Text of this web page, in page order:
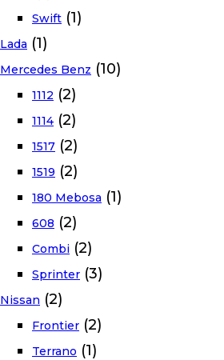
Swift (1)
Lada (1)
Mercedes Benz (10)
1112 (2)
1114 (2)
1517 (2)
1519 (2)
180 Mebosa (1)
608 (2)
Combi (2)
Sprinter (3)
Nissan (2)
Frontier (2)
Terrano (1)